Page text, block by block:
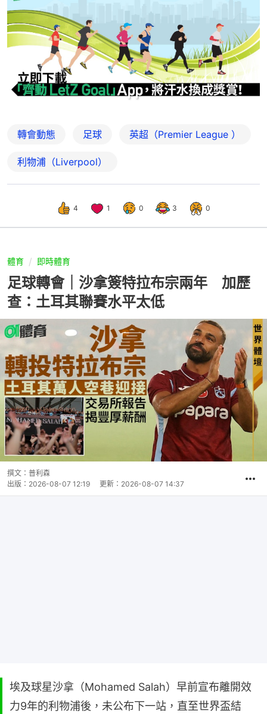
轉會動態 足球 英超（Premier League ）
利物浦（Liverpool）
4 1 0 3 0
體育 即時體育
足球轉會｜沙拿簽特拉布宗兩年 加歷
查：土耳其聯賽水平太低
撰文： 普利森
出版： 2026-08-07 12:19 更新： 2026-08-07 14:37
埃及球星沙拿（Mohamed Salah）早前宣布離開效
力9年的利物浦後，未公布下一站，直至世界盃結